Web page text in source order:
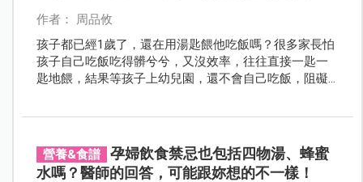
作者： 周品攸
孩子都已經1歲了，還在用湯匙餵他吃飯嗎？很多家長怕
孩子自己吃飯吃得髒兮兮，又沒效率，往往直接一匙一
匙地餵，結果等孩子上幼兒園，還不會自己吃飯，阻礙
營養&食譜
孕婦飲食禁忌也包括四物湯、蜂蜜
水嗎？醫師的回答，可能跟妳想的不一樣！